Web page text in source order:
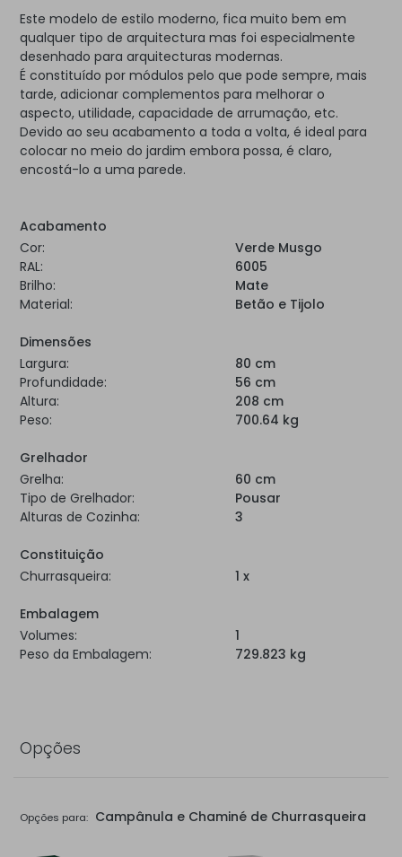
Este modelo de estilo moderno, fica muito bem em
qualquer tipo de arquitectura mas foi especialmente
desenhado para arquitecturas modernas.
É constituído por módulos pelo que pode sempre, mais
tarde, adicionar complementos para melhorar o
aspecto, utilidade, capacidade de arrumação, etc.
Devido ao seu acabamento a toda a volta, é ideal para
colocar no meio do jardim embora possa, é claro,
encostá-lo a uma parede.
Acabamento
Cor:
Verde Musgo
RAL:
6005
Brilho:
Mate
Material:
Betão e Tijolo
Dimensões
Largura:
80 cm
Profundidade:
56 cm
Altura:
208 cm
Peso:
700.64 kg
Grelhador
Grelha:
60 cm
Tipo de Grelhador:
Pousar
Alturas de Cozinha:
3
Constituição
Churrasqueira:
1 x
Embalagem
Volumes:
1
Peso da Embalagem:
729.823 kg
Opções
Opções para: Campânula e Chaminé de Churrasqueira